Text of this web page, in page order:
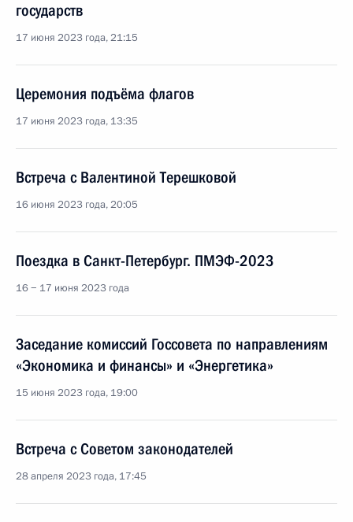
государств
17 июня 2023 года, 21:15
Церемония подъёма флагов
17 июня 2023 года, 13:35
Встреча с Валентиной Терешковой
16 июня 2023 года, 20:05
Поездка в Санкт-Петербург. ПМЭФ-2023
16 − 17 июня 2023 года
Заседание комиссий Госсовета по направлениям
«Экономика и финансы» и «Энергетика»
15 июня 2023 года, 19:00
Встреча с Советом законодателей
28 апреля 2023 года, 17:45